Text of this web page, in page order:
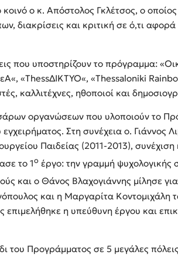
ο κ. Απόστολος Γκλέτσος, ο
διακρίσεις και κριτική σε ό,τι
που υποστηρίζουν το πρόγραμμα:
«ThessΔΙΚΤΥΟ«, «Thessaloniki
καλλιτέχνες, ηθοποιοί και
οργανώσεων που υλοποιούν το
Στη συνέχεια ο. Γιάννος
Παιδείας (2011-2013), συνέχιση
το 1ο έργο: την γραμμή ψυχολογικής
και ο Θάνος Βλαχογιάννης μίλησε
και η Μαργαρίτα Κοντομιχάλη
η υπεύθυνη έργου και
του Προγράμματος σε 5 μεγάλες